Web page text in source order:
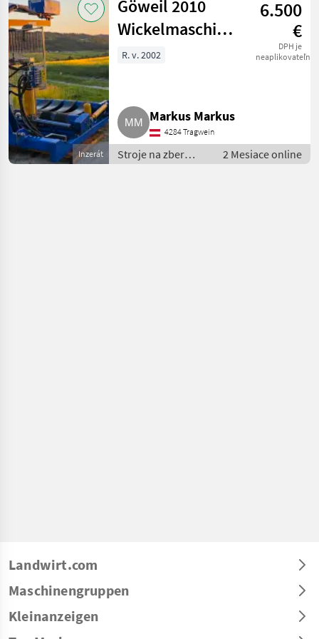
objemových
krmív /
Göweil
Inzerát
Göweil 2010
Wickelmaschine
G 2010
6.500
€
DPH je
neaplikovateľné
R. v. 2002
Markus Markus
4284 Tragwein
Stroje na zber
objemových krmív
2 Mesiace online
Landwirt.com
Maschinengruppen
Kleinanzeigen